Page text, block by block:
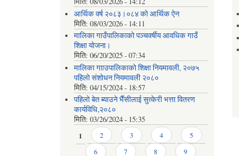
आर्थिक वर्ष २०८३।०८४ को आर्थिक ऐन
मिति: 08/03/2026 - 14:11
मालिका गाउँपालिकाको पञ्चवर्षीय आवधिक गाउँ
शिक्षा योजना।
मिति: 06/20/2025 - 07:34
मालिका गााउपालिकाको शिक्षा नियमावली, २०७५
पहिलो संशोधन नियमावली २०८०
मिति: 04/15/2024 - 18:57
पहिलो बेत ब्याउने भैँसीलाई सुत्केरी भत्ता वितरण
कार्यविधि,२०८०
मिति: 03/26/2024 - 15:35
Pages
1 2 3 4
5
6
7 8
9